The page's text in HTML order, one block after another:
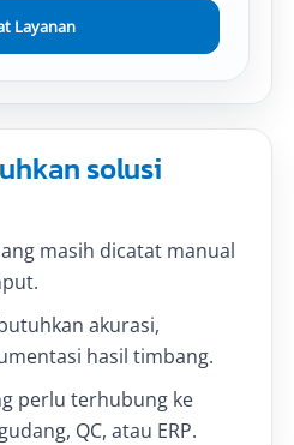
Layanan
solusi
masih dicatat manual
akurasi,
hasil timbang.
perlu terhubung ke
QC, atau ERP.